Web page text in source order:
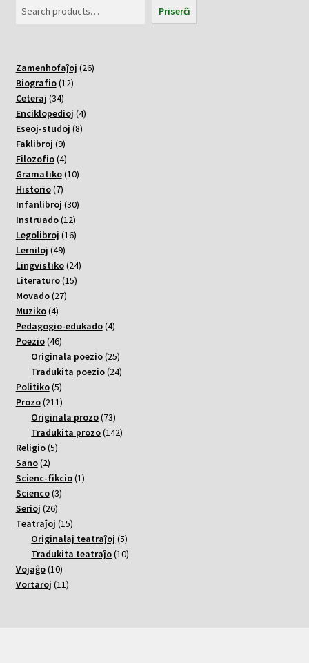
Priserĉi
Zamenhofaĵoj 2626
Biografio 1212
Ceteraj 3434
varoj
Enciklopedioj 44
Eseoj-studoj 88
Faklibroj 99
varoj
Filozofio 44
varoj
Gramatiko 1010
Historio 77
varoj
Infanlibroj 3030
Instruado 1212
varoj
Legolibroj 1616
Lerniloj 4949
varoj
Lingvistiko 2424
Literaturo 1515
Movado 2727
Muziko 44
varoj
Pedagogio-edukado 44
Poezio 4646
varoj
Originala poezio 2525
varoj
Tradukita poezio 2424
Politiko 55
varoj
Prozo 211211
varoj
Originala prozo 7373
varoj
Tradukita prozo 142142
Religio 55
Sano 22
varoj
Scienc-fikcio 11
Scienco 33
Serioj 2626
varoj
Teatraĵoj 1515
varoj
Originalaj teatraĵoj 55
varoj
Tradukita teatraĵo 1010
Vojaĝo 1010
varoj
Vortaroj 1111